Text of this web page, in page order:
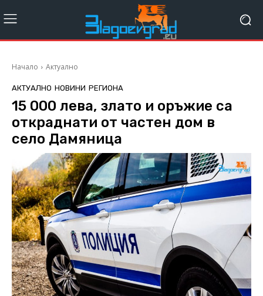
Начало Актуално
АКТУАЛНО НОВИНИ РЕГИОНА
15 000 лева, злато и оръжие са
откраднати от частен дом в
село Дамяница